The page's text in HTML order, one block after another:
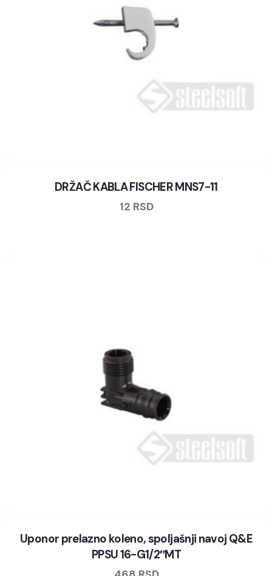
DRŽAČ KABLA FISCHER MNS7-11
12 RSD
Uponor prelazno koleno, spoljašnji navoj Q&E
PPSU 16-G1/2″MT